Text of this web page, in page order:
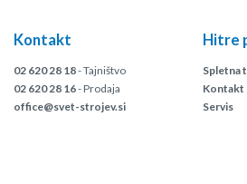
Kontakt
02 620 28 18- Tajništvo
02 620 28 16- Prodaja
office@svet-strojev.si
Hitre
Spletna
Kontakt
Servis